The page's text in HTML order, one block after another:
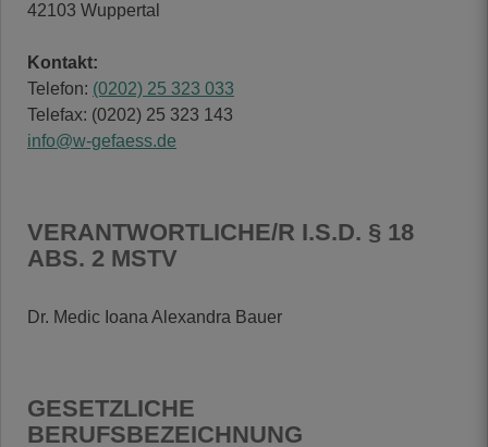
42103 Wuppertal
Kontakt:
Telefon: (0202) 25 323 033
Telefax: (0202) 25 323 143
info@w-gefaess.de
VERANTWORTLICHE/R I.S.D. § 18
ABS. 2 MSTV
Dr. Medic Ioana Alexandra Bauer
GESETZLICHE
BERUFSBEZEICHNUNG